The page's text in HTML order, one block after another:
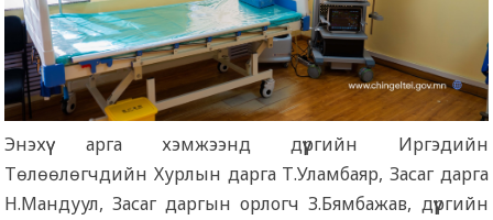
Энэхүү арга хэмжээнд дүүргийн Иргэдийн
Төлөөлөгчдийн Хурлын дарга Т.Уламбаяр, Засаг дарга
Н.Мандуул, Засаг даргын орлогч З.Бямбажав, дүүргийн